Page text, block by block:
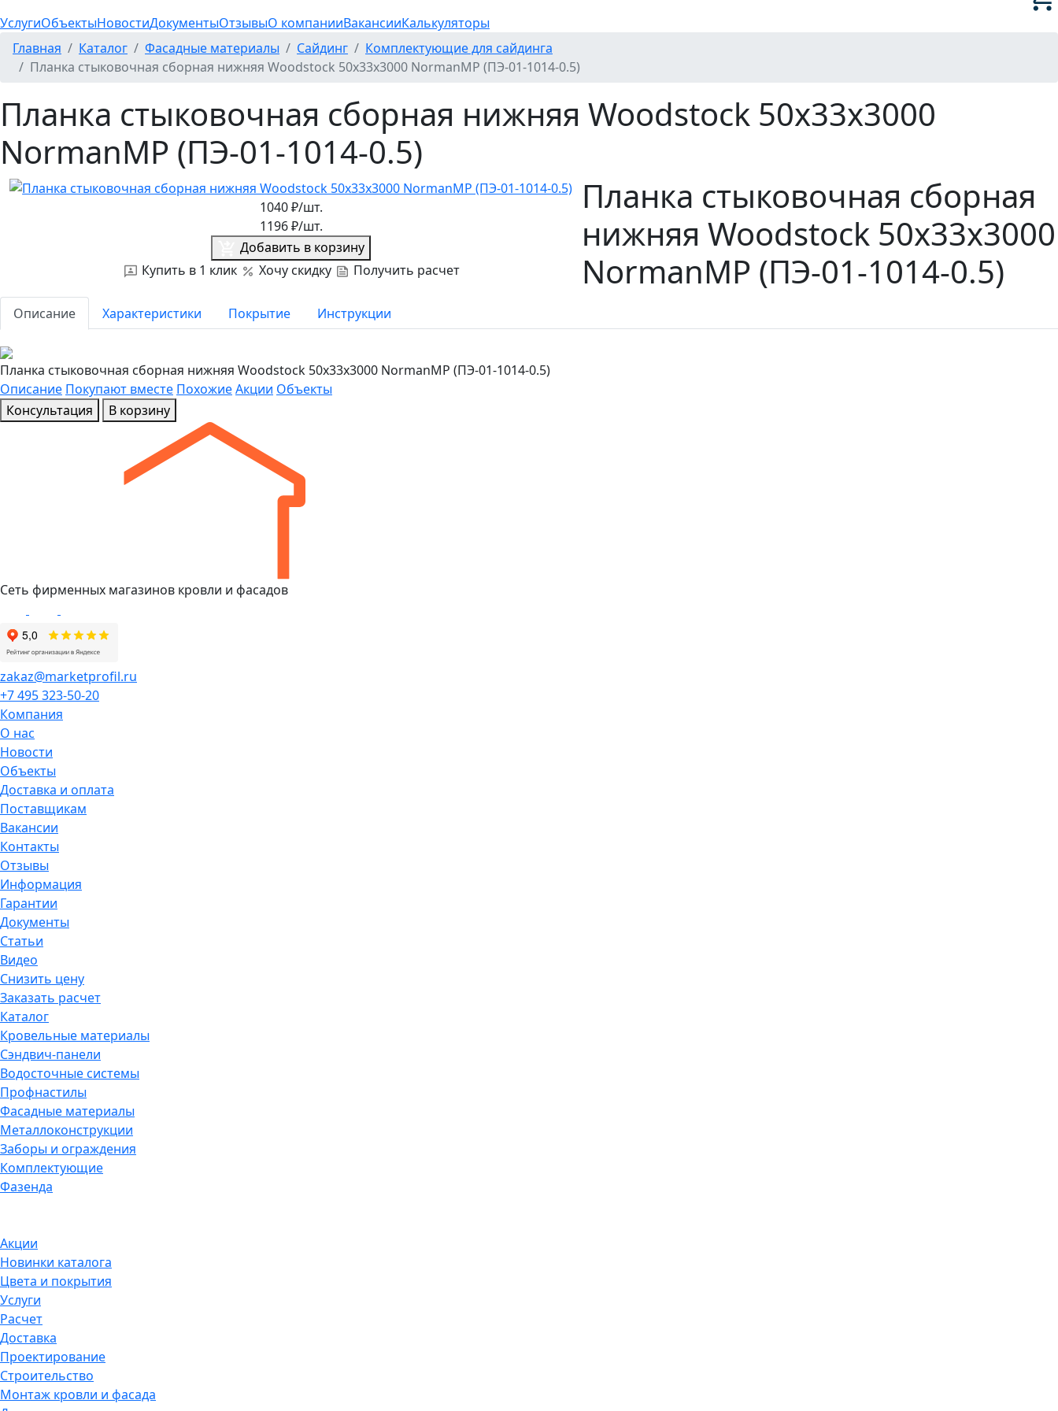
УслугиОбъектыНовостиДокументыОтзывыО компанииВакансииКалькуляторы
Главная
Каталог Фасадные материалы Сайдинг
Комплектующие для сайдинга
Планка стыковочная сборная нижняя Woodstock 50х33х3000 NormanMP (ПЭ-01-1014-0.5)
Планка стыковочная сборная нижняя Woodstock 50х33х3000
NormanMP (ПЭ-01-1014-0.5)
1040₽/шт.
1196 ₽/шт.
Добавить в корзину
Купить в 1 клик
Хочу скидку Получить расчет
Планка стыковочная сборная
нижняя Woodstock 50х33х3000
NormanMP (ПЭ-01-1014-0.5)
Описание Характеристики Покрытие Инструкции
Планка стыковочная сборная нижняя Woodstock 50х33х3000 NormanMP (ПЭ-01-1014-0.5)
Описание Покупают вместе ПохожиеАкции Объекты
Консультация
В корзину
Сеть фирменных магазинов кровли и фасадов
zakaz@marketprofil.ru
+7 495 323-50-20
Компания
О нас
Новости
Объекты
Доставка и оплата
Поставщикам
Вакансии
Контакты
Отзывы
Информация
Гарантии
Документы
Статьи
Видео
Снизить цену
Заказать расчет
Каталог
Кровельные материалы
Сэндвич-панели
Водосточные системы
Профнастилы
Фасадные материалы
Металлоконструкции
Заборы и ограждения
Комплектующие
Фазенда
Акции
Новинки каталога
Цвета и покрытия
Услуги
Расчет
Доставка
Проектирование
Строительство
Монтаж кровли и фасада